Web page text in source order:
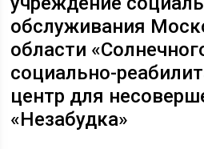
обслуживания
области
социально-
центр для
«Незабудка»